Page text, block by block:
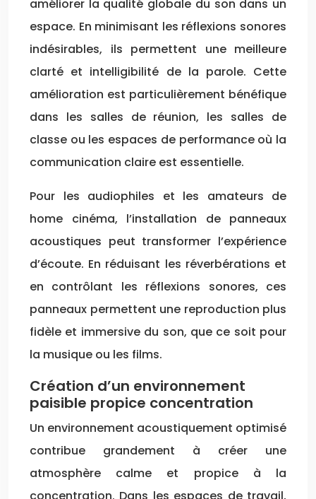
améliorer la qualité globale du son dans un
espace. En minimisant les réflexions sonores
indésirables, ils permettent une meilleure
clarté et intelligibilité de la parole. Cette
amélioration est particulièrement bénéfique
dans les salles de réunion, les salles de
classe ou les espaces de performance où la
communication claire est essentielle.
Pour les audiophiles et les amateurs de
home cinéma, l’installation de panneaux
acoustiques peut transformer l’expérience
d’écoute. En réduisant les réverbérations et
en contrôlant les réflexions sonores, ces
panneaux permettent une reproduction plus
fidèle et immersive du son, que ce soit pour
la musique ou les films.
Création d’un environnement
paisible propice concentration
Un environnement acoustiquement optimisé
contribue grandement à créer une
atmosphère calme et propice à la
concentration. Dans les espaces de travail,